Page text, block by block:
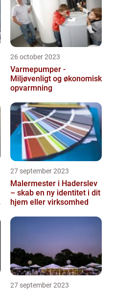
26 october 2023
Varmepumper -
Miljøvenligt og økonomisk
opvarmning
27 september 2023
Malermester i Haderslev
– skab en ny identitet i dit
hjem eller virksomhed
27 september 2023